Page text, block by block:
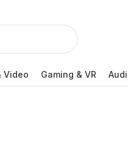
Video Gaming & VR